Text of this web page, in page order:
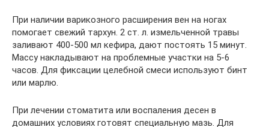
При наличии варикозного расширения вен на ногах
помогает свежий тархун. 2 ст. л. измельченной травы
заливают 400-500 мл кефира, дают постоять 15 минут.
Массу накладывают на проблемные участки на 5-6
часов. Для фиксации целебной смеси используют бинт
или марлю.
При лечении стоматита или воспаления десен в
домашних условиях готовят специальную мазь. Для